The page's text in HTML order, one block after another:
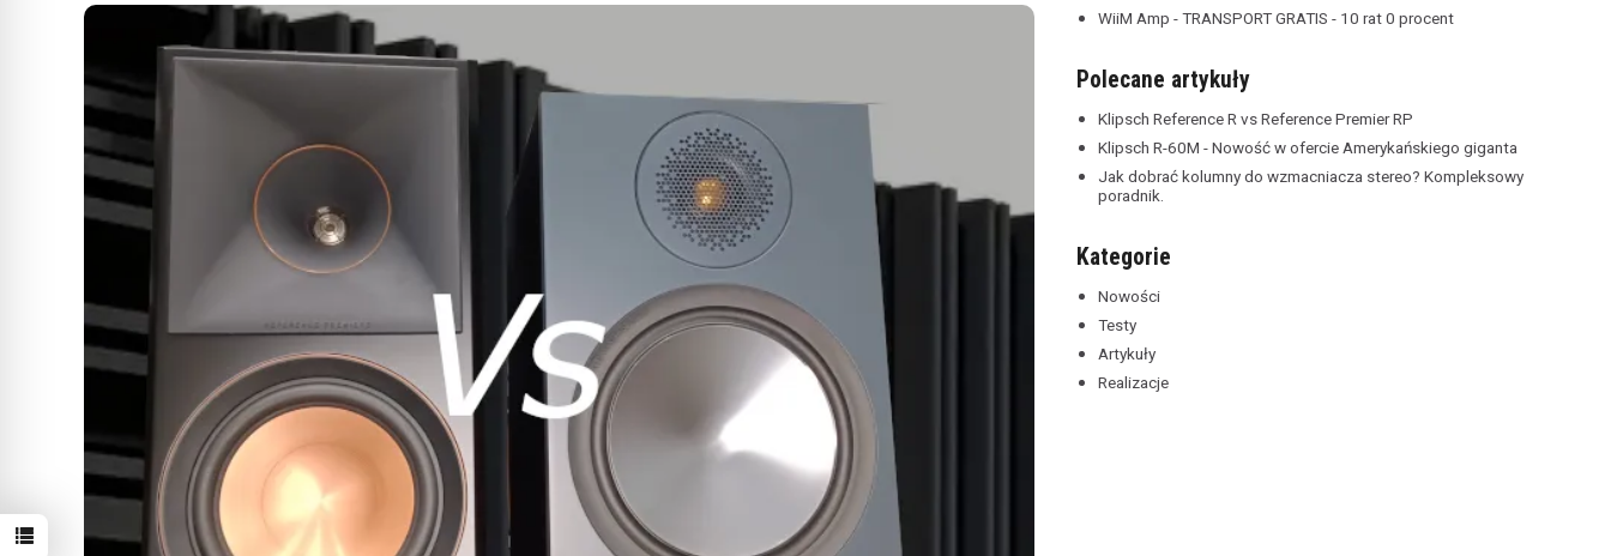
WiiM Amp - TRANSPORT GRATIS - 10 rat 0 procent
Polecane artykuły
Klipsch Reference R vs Reference Premier RP
Klipsch R-60M - Nowość w ofercie Amerykańskiego giganta
Jak dobrać kolumny do wzmacniacza stereo? Kompleksowy
poradnik.
Kategorie
Nowości
Testy
Artykuły
Realizacje